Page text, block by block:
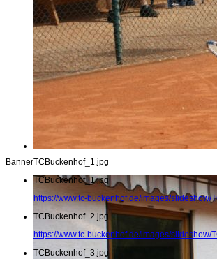
TCBuckenhof_1.jpg
Banner
TCBuckenhof_1.jpg
https://www.tc-buckenhof.de/images/slideshow/
TCBuckenhof_2.jpg
https://www.tc-buckenhof.de/images/slideshow/
TCBuckenhof_3.jpg